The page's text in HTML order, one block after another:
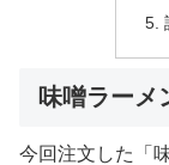
味噌ラーメ
今回注文した「